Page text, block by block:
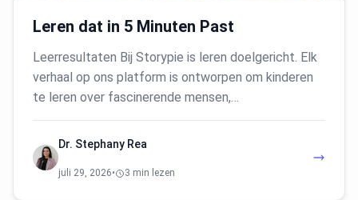
Leren dat in 5 Minuten Past
Leerresultaten Bij Storypie is leren doelgericht. Elk
verhaal op ons platform is ontworpen om kinderen
te leren over fascinerende mensen,…
Dr. Stephany Rea
juli 29, 2026• 3 min lezen